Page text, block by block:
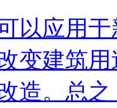
以应用
变建筑
造。总